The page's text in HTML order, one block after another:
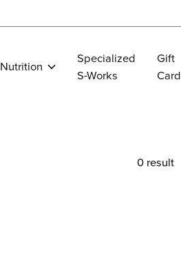
Nutrition
Specialized
S-Works
Gift
Card
0result